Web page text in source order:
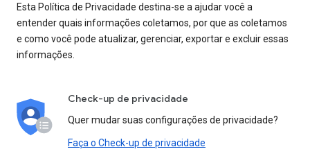
Esta Política de Privacidade destina-se a ajudar você a
entender quais informações coletamos, por que as coletamos
e como você pode atualizar, gerenciar, exportar e excluir essas
informações.
Check-up de privacidade
Quer mudar suas configurações de privacidade?
Faça o Check-up de privacidade